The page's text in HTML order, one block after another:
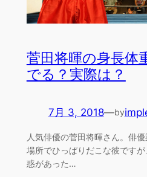
菅田将暉の身長体
でる？実際は？
7月 3, 2018—by
人気俳優の菅田将暉さん。俳
場所でひっぱりだこな彼です
惑があった…